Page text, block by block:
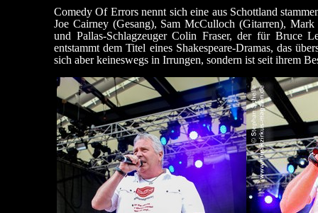
Comedy Of Errors nennt sich eine aus Schottland
Joe Cairney (Gesang), Sam McCulloch (Gitarren),
und Pallas-Schlagzeuger Colin Fraser, der für Bruce
entstammt dem Titel eines Shakespeare-Dramas, das
sich aber keineswegs in Irrungen, sondern ist seit ihrem